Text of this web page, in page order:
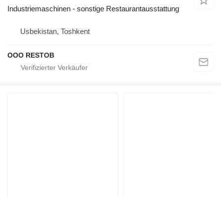
Industriemaschinen - sonstige Restaurantausstattung
Usbekistan, Toshkent
OOO RESTOB